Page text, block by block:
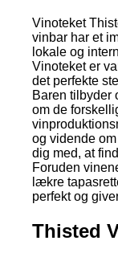
Vinoteket
vinbar har et
lokale og
Vinoteket er
det perfekte
Baren tilbyder
om de
og vidende
dig med, at
Foruden
lækre
perfekt og
Thisted